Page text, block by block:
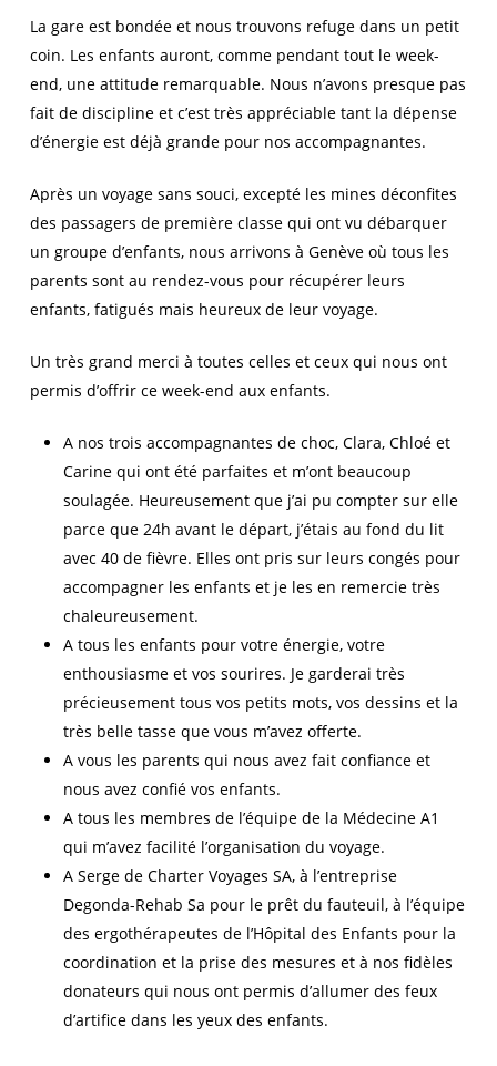
La gare est bondée et nous trouvons refuge dans un petit
coin. Les enfants auront, comme pendant tout le week-
end, une attitude remarquable. Nous n’avons presque pas
fait de discipline et c’est très appréciable tant la dépense
d’énergie est déjà grande pour nos accompagnantes.
Après un voyage sans souci, excepté les mines déconfites
des passagers de première classe qui ont vu débarquer
un groupe d’enfants, nous arrivons à Genève où tous les
parents sont au rendez-vous pour récupérer leurs
enfants, fatigués mais heureux de leur voyage.
Un très grand merci à toutes celles et ceux qui nous ont
permis d’offrir ce week-end aux enfants.
A nos trois accompagnantes de choc, Clara, Chloé et
Carine qui ont été parfaites et m’ont beaucoup
soulagée. Heureusement que j’ai pu compter sur elle
parce que 24h avant le départ, j’étais au fond du lit
avec 40 de fièvre. Elles ont pris sur leurs congés pour
accompagner les enfants et je les en remercie très
chaleureusement.
A tous les enfants pour votre énergie, votre
enthousiasme et vos sourires. Je garderai très
précieusement tous vos petits mots, vos dessins et la
très belle tasse que vous m’avez offerte.
A vous les parents qui nous avez fait confiance et
nous avez confié vos enfants.
A tous les membres de l’équipe de la Médecine A1
qui m’avez facilité l’organisation du voyage.
A Serge de Charter Voyages SA, à l’entreprise
Degonda-Rehab Sa pour le prêt du fauteuil, à l’équipe
des ergothérapeutes de l’Hôpital des Enfants pour la
coordination et la prise des mesures et à nos fidèles
donateurs qui nous ont permis d’allumer des feux
d’artifice dans les yeux des enfants.